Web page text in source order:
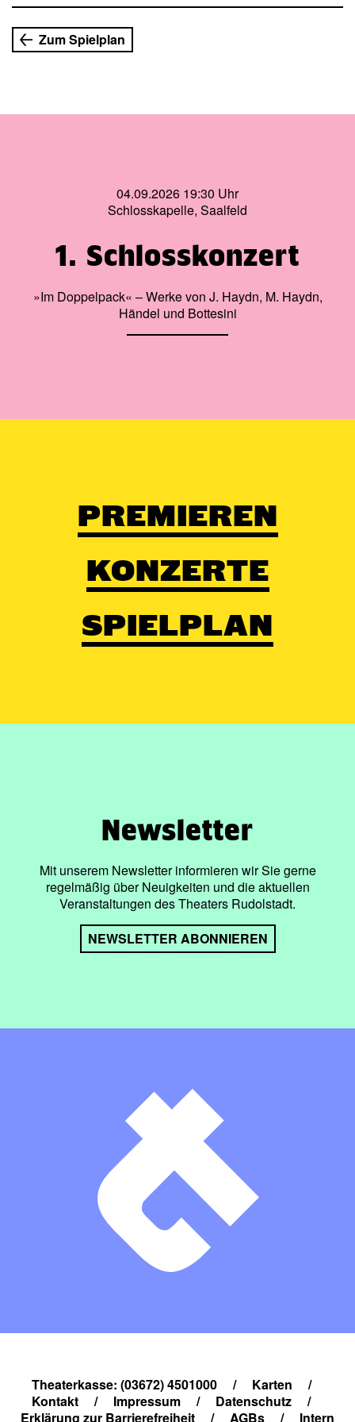
kommt »Der Sturm« über 400 Jahre nach seiner
Zum Spielplan
04.09.2026 19:30 Uhr
Schlosskapelle, Saalfeld
1. Schlosskonzert
»Im Doppelpack« – Werke von J. Haydn, M. Haydn,
Händel und Bottesini
PREMIEREN
KONZERTE
SPIELPLAN
Newsletter
Mit unserem Newsletter informieren wir Sie gerne
regelmäßig über Neuigkeiten und die aktuellen
Veranstaltungen des Theaters Rudolstadt.
NEWSLETTER ABONNIEREN
Theaterkasse: (03672) 4501000 / Karten
/
Kontakt
/ Impressum / Datenschutz
/
Erklärung zur Barrierefreiheit
/ AGBs / Intern